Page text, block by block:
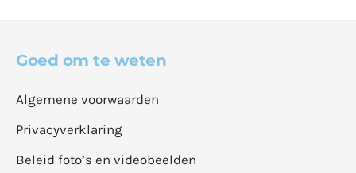
Goed om te weten
Algemene voorwaarden
Privacyverklaring
Beleid foto’s en videobeelden